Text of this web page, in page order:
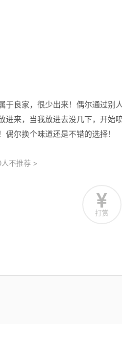
于良家，很少出来！偶尔通过
进来，当我放进去没几下，开始
尔换个味道还是不错的选择！
人不推荐 >
打赏